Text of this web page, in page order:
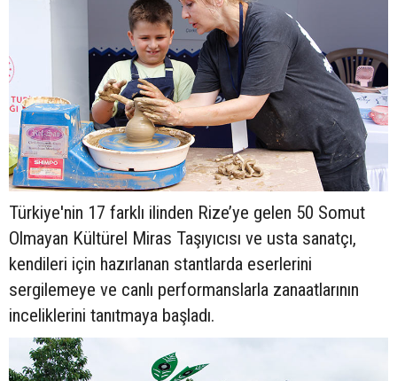
Türkiye'nin 17 farklı ilinden Rize’ye gelen 50 Somut
Olmayan Kültürel Miras Taşıyıcısı ve usta sanatçı,
kendileri için hazırlanan stantlarda eserlerini
sergilemeye ve canlı performanslarla zanaatlarının
inceliklerini tanıtmaya başladı.